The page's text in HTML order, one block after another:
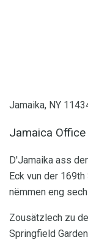
Jamaika, NY
Jamaica Office
D'Jamaika ass
Eck vun der
nëmmen eng
Zousätzlech zu
Springfield